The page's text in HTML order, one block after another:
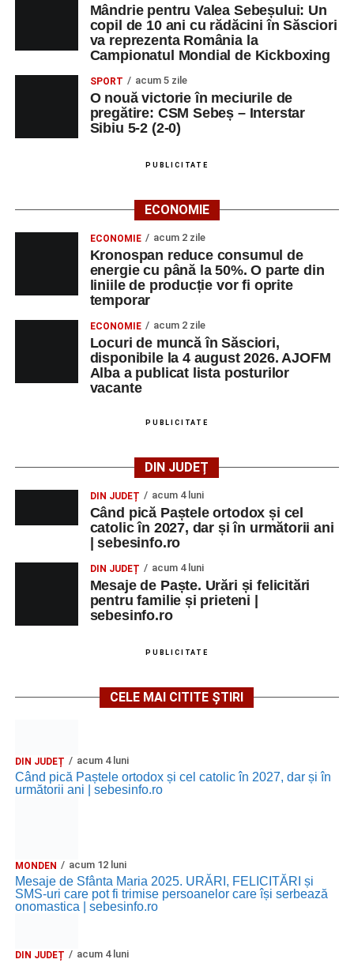
Mândrie pentru Valea Sebeșului: Un
copil de 10 ani cu rădăcini în Săsciori
va reprezenta România la
Campionatul Mondial de Kickboxing
SPORT acum 5 zile
O nouă victorie în meciurile de
pregătire: CSM Sebeș – Interstar
Sibiu 5-2 (2-0)
PUBLICITATE
ECONOMIE
ECONOMIE acum 2 zile
Kronospan reduce consumul de
energie cu până la 50%. O parte din
liniile de producție vor fi oprite
temporar
ECONOMIE acum 2 zile
Locuri de muncă în Săsciori,
disponibile la 4 august 2026. AJOFM
Alba a publicat lista posturilor
vacante
PUBLICITATE
DIN JUDEȚ
DIN JUDEȚ acum 4 luni
Când pică Paștele ortodox și cel
catolic în 2027, dar și în următorii ani
| sebesinfo.ro
DIN JUDEȚ acum 4 luni
Mesaje de Paște. Urări și felicitări
pentru familie și prieteni |
sebesinfo.ro
PUBLICITATE
CELE MAI CITITE ȘTIRI
DIN JUDEȚ acum 4 luni
Când pică Paștele ortodox și cel catolic în 2027, dar și în
următorii ani | sebesinfo.ro
MONDEN acum 12 luni
Mesaje de Sfânta Maria 2025. URĂRI, FELICITĂRI și
SMS-uri care pot fi trimise persoanelor care își serbează
onomastica | sebesinfo.ro
DIN JUDEȚ acum 4 luni